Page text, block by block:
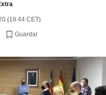
(18:44 CET)
Guardar